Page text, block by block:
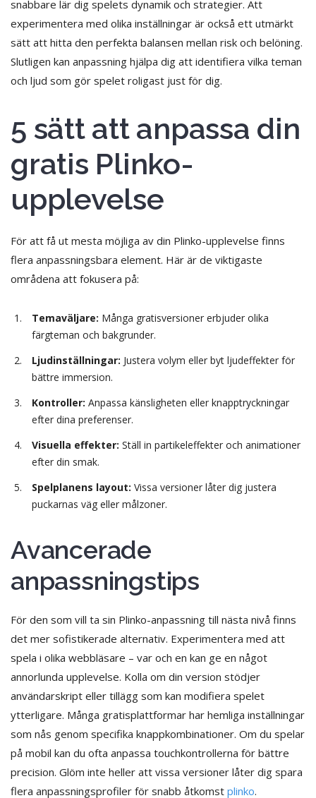
snabbare lär dig spelets dynamik och strategier. Att
experimentera med olika inställningar är också ett utmärkt
sätt att hitta den perfekta balansen mellan risk och belöning.
Slutligen kan anpassning hjälpa dig att identifiera vilka teman
och ljud som gör spelet roligast just för dig.
5 sätt att anpassa din
gratis Plinko-
upplevelse
För att få ut mesta möjliga av din Plinko-upplevelse finns
flera anpassningsbara element. Här är de viktigaste
områdena att fokusera på:
Temaväljare: Många gratisversioner erbjuder olika
färgteman och bakgrunder.
Ljudinställningar: Justera volym eller byt ljudeffekter för
bättre immersion.
Kontroller: Anpassa känsligheten eller knapptryckningar
efter dina preferenser.
Visuella effekter: Ställ in partikeleffekter och animationer
efter din smak.
Spelplanens layout: Vissa versioner låter dig justera
puckarnas väg eller målzoner.
Avancerade
anpassningstips
För den som vill ta sin Plinko-anpassning till nästa nivå finns
det mer sofistikerade alternativ. Experimentera med att
spela i olika webbläsare – var och en kan ge en något
annorlunda upplevelse. Kolla om din version stödjer
användarskript eller tillägg som kan modifiera spelet
ytterligare. Många gratisplattformar har hemliga inställningar
som nås genom specifika knappkombinationer. Om du spelar
på mobil kan du ofta anpassa touchkontrollerna för bättre
precision. Glöm inte heller att vissa versioner låter dig spara
flera anpassningsprofiler för snabb åtkomst plinko.